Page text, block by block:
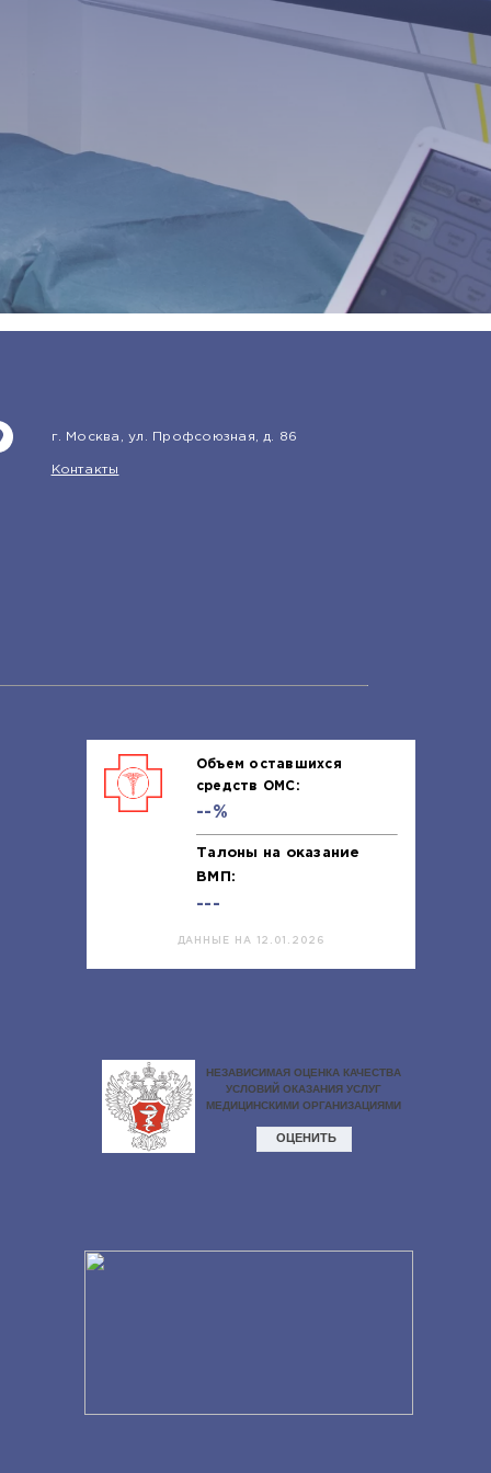
г. Москва, ул. Профсоюзная, д. 86
Контакты
Объем оставшихся
средств ОМС:
--%
Талоны на оказание
ВМП:
---
ДАННЫЕ НА 12.01.2026